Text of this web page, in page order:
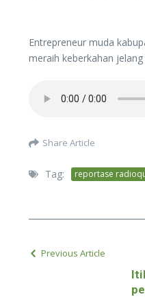
Entrepreneur muda
meraih keberkahan
Share Article
Tag: reportase
Previous Article